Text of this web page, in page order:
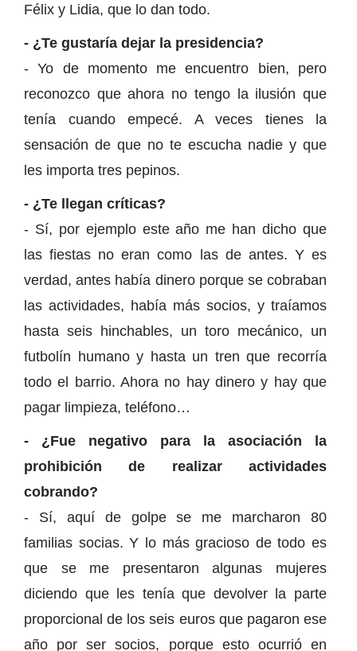
Félix y Lidia, que lo dan todo.
- ¿Te gustaría dejar la presidencia?
- Yo de momento me encuentro bien, pero
reconozco que ahora no tengo la ilusión que
tenía cuando empecé. A veces tienes la
sensación de que no te escucha nadie y que
les importa tres pepinos.
- ¿Te llegan críticas?
- Sí, por ejemplo este año me han dicho que
las fiestas no eran como las de antes. Y es
verdad, antes había dinero porque se cobraban
las actividades, había más socios, y traíamos
hasta seis hinchables, un toro mecánico, un
futbolín humano y hasta un tren que recorría
todo el barrio. Ahora no hay dinero y hay que
pagar limpieza, teléfono…
- ¿Fue negativo para la asociación la
prohibición de realizar actividades
cobrando?
- Sí, aquí de golpe se me marcharon 80
familias socias. Y lo más gracioso de todo es
que se me presentaron algunas mujeres
diciendo que les tenía que devolver la parte
proporcional de los seis euros que pagaron ese
año por ser socios, porque esto ocurrió en